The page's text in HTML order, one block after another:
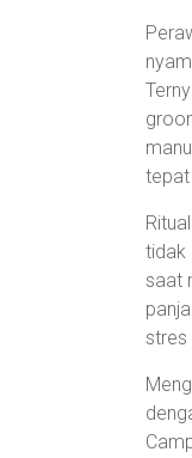
tepat
tidak
saat
stres